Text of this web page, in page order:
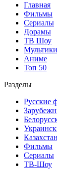
Главная
Фильмы
Сериалы
Дорамы
ТВ Шоу
Мультики
Аниме
Топ 50
Разделы
Русские
Фильмы
Сериалы
ТВ-Шоу